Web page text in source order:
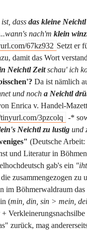
dass das kleine
nach'm klein
67kz932 Setzt er
damit das Wort
Neichtl Zeitschau' ich
Da ist nämlich
und noch a Neichtl
Enrica v. Handel-
3pzcolq
-*
Neichtl zu lustig und
(Deutsche Arbeit:
und Literatur in
gab's ein
die zusammengezogen zu
Böhmerwaldraum
(min, din, sin > mein,
+
zurück, mag